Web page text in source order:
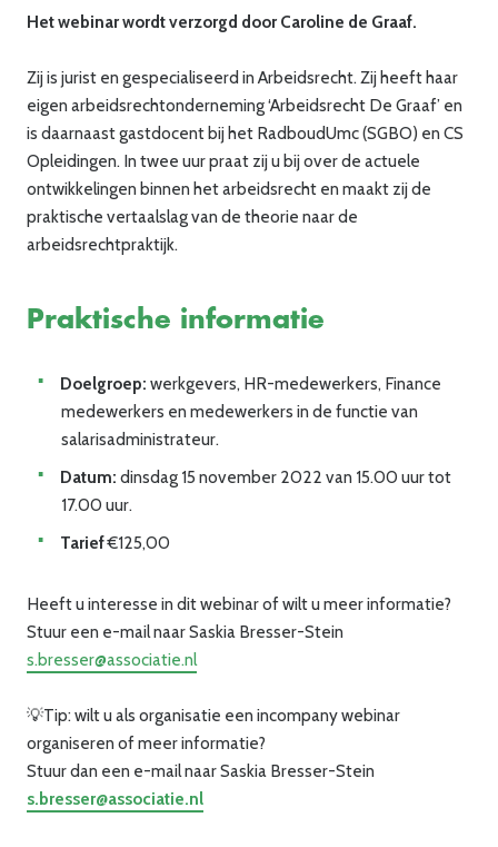
Het webinar wordt verzorgd door Caroline de Graaf.
Zij is jurist en gespecialiseerd in Arbeidsrecht. Zij heeft haar
eigen arbeidsrechtonderneming ‘Arbeidsrecht De Graaf’ en
is daarnaast gastdocent bij het RadboudUmc (SGBO) en CS
Opleidingen. In twee uur praat zij u bij over de actuele
ontwikkelingen binnen het arbeidsrecht en maakt zij de
praktische vertaalslag van de theorie naar de
arbeidsrechtpraktijk.
Praktische informatie
Doelgroep:werkgevers, HR-medewerkers, Finance
medewerkers en medewerkers in de functie van
salarisadministrateur.
Datum:dinsdag 15 november 2022 van 15.00 uur tot
17.00 uur.
Tarief€125,00
Heeft u interesse in dit webinar of wilt u meer informatie?
Stuur een e-mail naar Saskia Bresser-Stein
s.bresser@associatie.nl
💡Tip: wilt u als organisatie een incompany webinar
organiseren of meer informatie?
Stuur dan een e-mail naar Saskia Bresser-Stein
s.bresser@associatie.nl